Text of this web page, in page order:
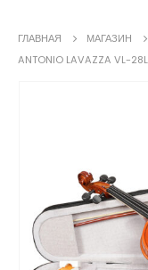
ГЛАВНАЯ МАГАЗИН
ANTONIO LAVAZZA VL-